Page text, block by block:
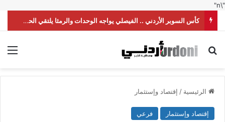
"\n"
كأس السوبر الأردني .. الفيصلي يواجه الوحدات والرمثا يلتقي الحسين
بحث عن
الرئيسية / إقتصاد وإستثمار
إقتصاد وإستثمار فرعي